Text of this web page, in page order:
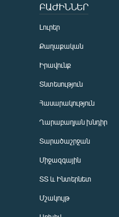
ԲԱԺԻՆՆԵՐ
Լուրեր
Քաղաքական
Իրավունք
Տնտեսություն
Հասարակություն
Ղարաբաղյան խնդիր
Տարածաշրջան
Միջազգային
ՏՏ և Ինտերնետ
Մշակույթ